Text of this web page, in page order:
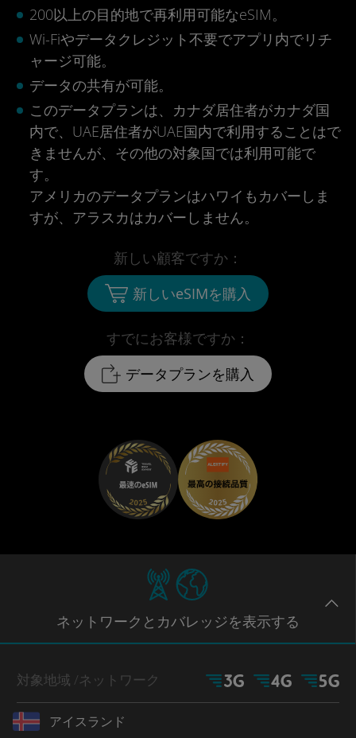
200以上の目的地で再利用可能なeSIM。
Wi-Fiやデータクレジット不要でアプリ内でリチ
ャージ可能。
データの共有が可能。
このデータプランは、カナダ居住者がカナダ国
内で、UAE居住者がUAE国内で利用することはで
きませんが、その他の対象国では利用可能で
す。
アメリカのデータプランはハワイもカバーしま
すが、アラスカはカバーしません。
すでにお客様ですか：
データプランを購入
新しい顧客ですか：
新しいeSIMを購入
ネットワークとカバレッジを表示する
対象地域 /ネットワーク
アイスランド